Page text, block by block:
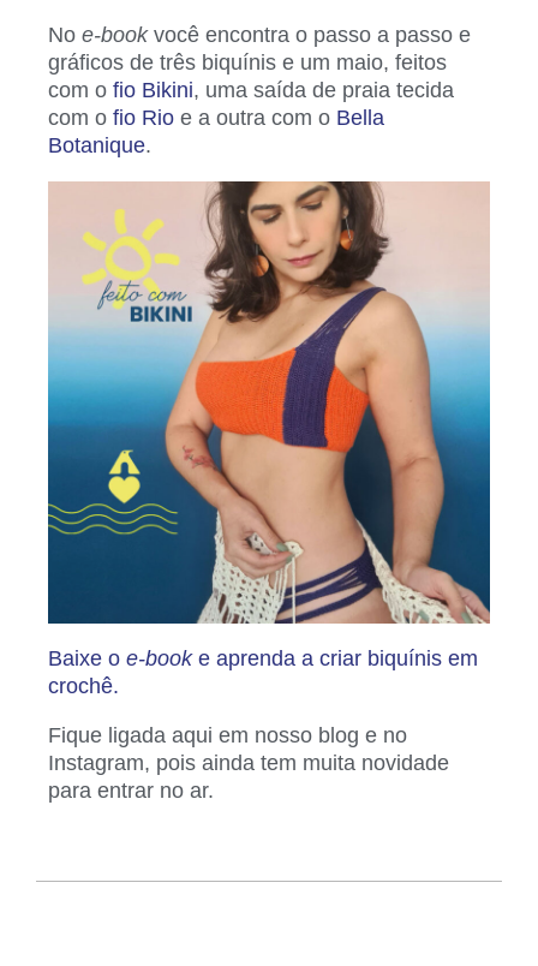
No e-bookvocê encontra o passo a passo e
gráficos de três biquínis e um maio, feitos
com o fio Bikini, uma saída de praia tecida
com o fio Rio e a outra com o Bella
Botanique.
Baixe o e-book e aprenda a criar biquínis em
crochê.
Fique ligada aqui em nosso blog e no
Instagram, pois ainda tem muita novidade
para entrar no ar.